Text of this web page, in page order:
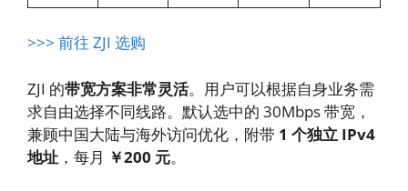
>>> 前往 ZJI 选购
ZJI 的带宽方案非常灵活。用户可以根据自身业务需
求自由选择不同线路。默认选中的 30Mbps 带宽，
兼顾中国大陆与海外访问优化，附带 1 个独立 IPv4
地址 ，每月 ￥200 元。